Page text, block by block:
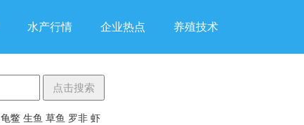
水产行情 企业热点 养殖技术
龟鳖 生鱼 草鱼 罗非 虾